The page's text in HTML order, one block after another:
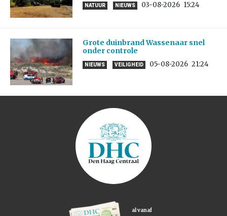
NATUUR NIEUWS 03-08-2026 15:24
Grote duinbrand Wassenaar snel
onder controle
NIEUWS VEILIGHEID 05-08-2026 21:24
al vanaf